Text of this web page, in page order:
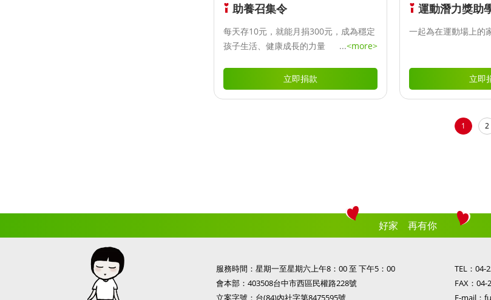
助養召集令
每天存10元，就能月捐300元，成為穩定
孩子生活、健康成長的力量
...<more>
立即捐款
運動潛力獎助
一起為在運動場上的
立即
1 2
好家 再有你
服務時間：星期一至星期六上午8：00 至 下午5：00
會本部： 403508台中市西區民權路228號
立案字號：台(84)內社字第8475595號
TEL： 04-
FAX：04-
E-mail：